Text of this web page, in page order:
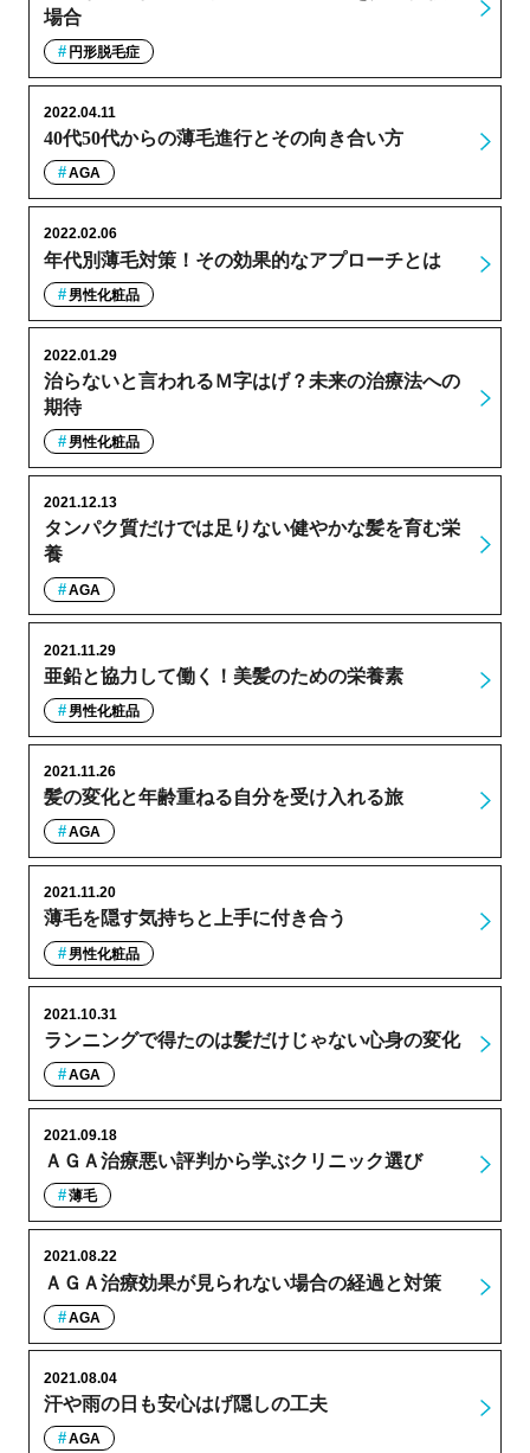
場合
円形脱毛症
40代50代からの薄毛進行とその向き合い方
2022.04.11
AGA
年代別薄毛対策！その効果的なアプローチとは
2022.02.06
男性化粧品
治らないと言われるＭ字はげ？未来の治療法への
期待
2022.01.29
男性化粧品
タンパク質だけでは足りない健やかな髪を育む栄
養
2021.12.13
AGA
亜鉛と協力して働く！美髪のための栄養素
2021.11.29
男性化粧品
髪の変化と年齢重ねる自分を受け入れる旅
2021.11.26
AGA
薄毛を隠す気持ちと上手に付き合う
2021.11.20
男性化粧品
ランニングで得たのは髪だけじゃない心身の変化
2021.10.31
AGA
ＡＧＡ治療悪い評判から学ぶクリニック選び
2021.09.18
薄毛
ＡＧＡ治療効果が見られない場合の経過と対策
2021.08.22
AGA
汗や雨の日も安心はげ隠しの工夫
2021.08.04
AGA